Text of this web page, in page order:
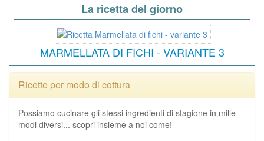
La ricetta del giorno
MARMELLATA DI FICHI - VARIANTE 3
Ricette per modo di cottura
Possiamo cucinare gli stessi ingredienti di stagione in mille
modi diversi... scopri insieme a noi come!